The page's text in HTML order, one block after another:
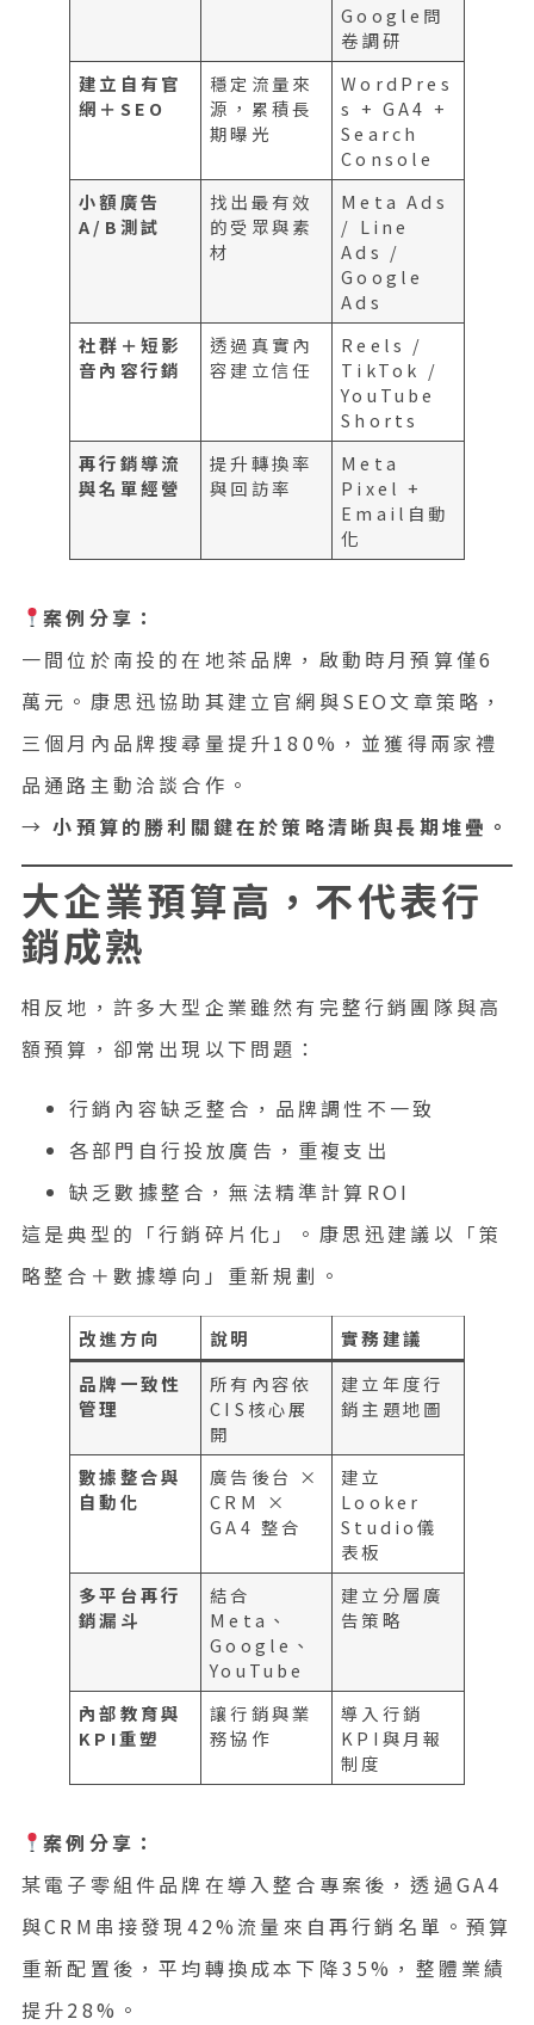
Google問
卷調研
建立自有官
網＋SEO
穩定流量來
源，累積長
期曝光
WordPres
s + GA4 +
Search
Console
小額廣告
A/B測試
找出最有效
的受眾與素
材
Meta Ads
/ Line
Ads /
Google
Ads
社群＋短影
音內容行銷
透過真實內
容建立信任
Reels /
TikTok /
YouTube
Shorts
再行銷導流
與名單經營
提升轉換率
與回訪率
Meta
Pixel +
Email自動
化
案例分享：
一間位於南投的在地茶品牌，啟動時月預算僅6
萬元。康思迅協助其建立官網與SEO文章策略，
三個月內品牌搜尋量提升180%，並獲得兩家禮
品通路主動洽談合作。
→小預算的勝利關鍵在於策略清晰與長期堆疊。
大企業預算高，不代表行
銷成熟
相反地，許多大型企業雖然有完整行銷團隊與高
額預算，卻常出現以下問題：
行銷內容缺乏整合，品牌調性不一致
各部門自行投放廣告，重複支出
缺乏數據整合，無法精準計算ROI
這是典型的「行銷碎片化」。康思迅建議以「策
略整合＋數據導向」重新規劃。
改進方向 說明
實務建議
品牌一致性
管理
所有內容依
CIS核心展
開
建立年度行
銷主題地圖
數據整合與
自動化
廣告後台 ×
CRM ×
GA4 整合
建立
Looker
Studio儀
表板
多平台再行
銷漏斗
結合
Meta、
Google、
YouTube
建立分層廣
告策略
內部教育與
KPI重塑
讓行銷與業
務協作
導入行銷
KPI與月報
制度
案例分享：
某電子零組件品牌在導入整合專案後，透過GA4
與CRM串接發現42%流量來自再行銷名單。預算
重新配置後，平均轉換成本下降35%，整體業績
提升28%。